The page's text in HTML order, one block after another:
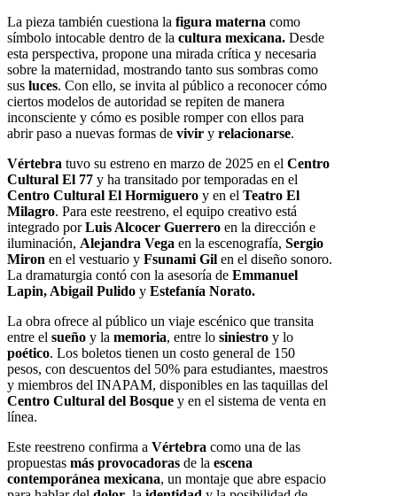
La pieza también cuestiona la figura materna como
símbolo intocable dentro de la cultura mexicana. Desde
esta perspectiva, propone una mirada crítica y necesaria
sobre la maternidad, mostrando tanto sus sombras como
sus luces. Con ello, se invita al público a reconocer cómo
ciertos modelos de autoridad se repiten de manera
inconsciente y cómo es posible romper con ellos para
abrir paso a nuevas formas de vivir y relacionarse.
Vértebra tuvo su estreno en marzo de 2025 en el Centro
Cultural El 77 y ha transitado por temporadas en el
Centro Cultural El Hormiguero y en el Teatro El
Milagro. Para este reestreno, el equipo creativo está
integrado porLuis Alcocer Guerrero en la dirección e
iluminación, Alejandra Vega en la escenografía, Sergio
Miron en el vestuario y Fsunami Gil en el diseño sonoro.
La dramaturgia contó con la asesoría de Emmanuel
Lapin, Abigail Pulido y Estefanía Norato.
La obra ofrece al público un viaje escénico que transita
entre el sueño y la memoria, entre lo siniestro y lo
poético. Los boletos tienen un costo general de 150
pesos, con descuentos del 50% para estudiantes, maestros
y miembros del INAPAM, disponibles en las taquillas del
Centro Cultural del Bosque y en el sistema de venta en
línea.
Este reestreno confirma a Vértebra como una de las
propuestas más provocadoras de la escena
contemporánea mexicana, un montaje que abre espacio